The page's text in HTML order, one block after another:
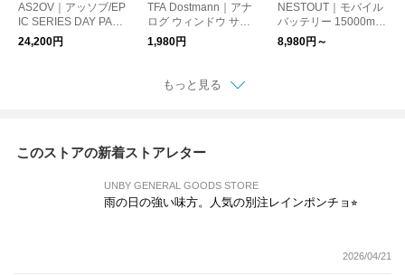
AS2OV｜アッソブ/EP
IC SERIES DAY PACK
バックパック リュッ
24,200円
TFA Dostmann｜アナ
ログ ウィンドウ サー
モメーター（温度計）
1,980円
NESTOUT｜モバイル
バッテリー 15000mA
h
8,980円～
もっと見る
このストアの新着ストアレター
UNBY GENERAL GOODS STORE
雨の日の強い味方。人気の別注レインポンチョ⭐︎
2026/04/21